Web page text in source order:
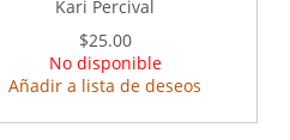
Kari Percival
$25.00
No disponible
Añadir a lista de deseos